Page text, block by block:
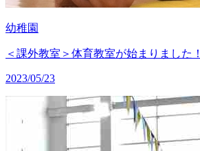
幼稚園
＜課外教室＞体育教室が始まりました！
2023/05/23